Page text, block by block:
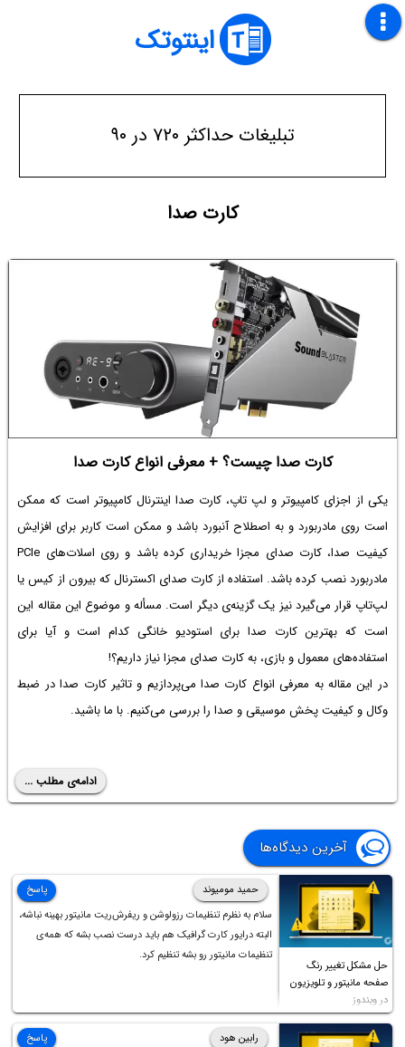
اینتوتک
تبلیغات حداکثر ۷۲۰ در ۹۰
کارت صدا
کارت صدا چیست؟ + معرفی انواع کارت صدا
یکی از اجزای کامپیوتر و لپ تاپ،کارت صدا اینترنال کامپیوتر است که ممکن
است روی مادربورد و به اصطلاح آنبورد باشد و ممکن است کاربر برای افزایش
کیفیت صدا، کارت صدای مجزا خریداری کرده باشد و روی اسلات‌های PCIe
مادربورد نصب کرده باشد. استفاده از کارت صدای اکسترنال که بیرون از کیس یا
لپ‌تاپ قرار می‌گیرد نیز یک گزینه‌ی دیگر است. مسأله و موضوع این مقاله این
است که بهترین کارت صدا برای استودیو خانگی کدام است و آیا برای
استفاده‌های معمول و بازی، به کارت صدای مجزا نیاز داریم؟!
در این مقاله به معرفی انواع کارت صدامی‌پردازیم وتاثیر کارت صدا در ضبط
وکالو کیفیت پخش موسیقی و صدا را بررسی می‌کنیم. با ما باشید.
ادامه‌ی مطلب ...
آخرین دیدگاه‌ها
حل مشکل تغییر رنگ
صفحه مانیتور و تلویزیون
در ویندوز
حمید مومیوند
سلام به نظرم تنظیمات رزولوشن و ریفرش‌ریت مانیتور بهینه نباشه،
البته درایور کارت گرافیک هم باید درست نصب بشه که همه‌ی
تنظیمات مانیتور رو بشه تنظیم کرد.
پاسخ
رابین هود
پاسخ